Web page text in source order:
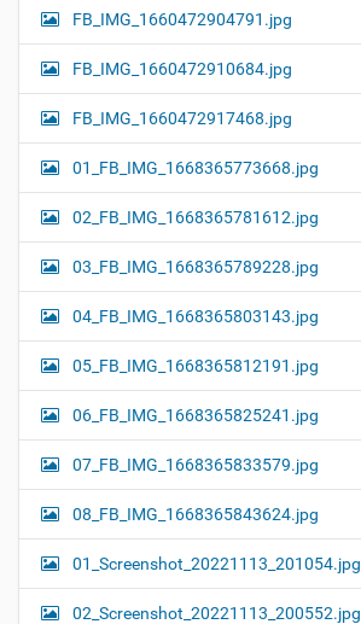
FB_IMG_1660472904791.jpg
FB_IMG_1660472910684.jpg
FB_IMG_1660472917468.jpg
01_FB_IMG_1668365773668.jpg
02_FB_IMG_1668365781612.jpg
03_FB_IMG_1668365789228.jpg
04_FB_IMG_1668365803143.jpg
05_FB_IMG_1668365812191.jpg
06_FB_IMG_1668365825241.jpg
07_FB_IMG_1668365833579.jpg
08_FB_IMG_1668365843624.jpg
01_Screenshot_20221113_201054.jpg
02_Screenshot_20221113_200552.jpg